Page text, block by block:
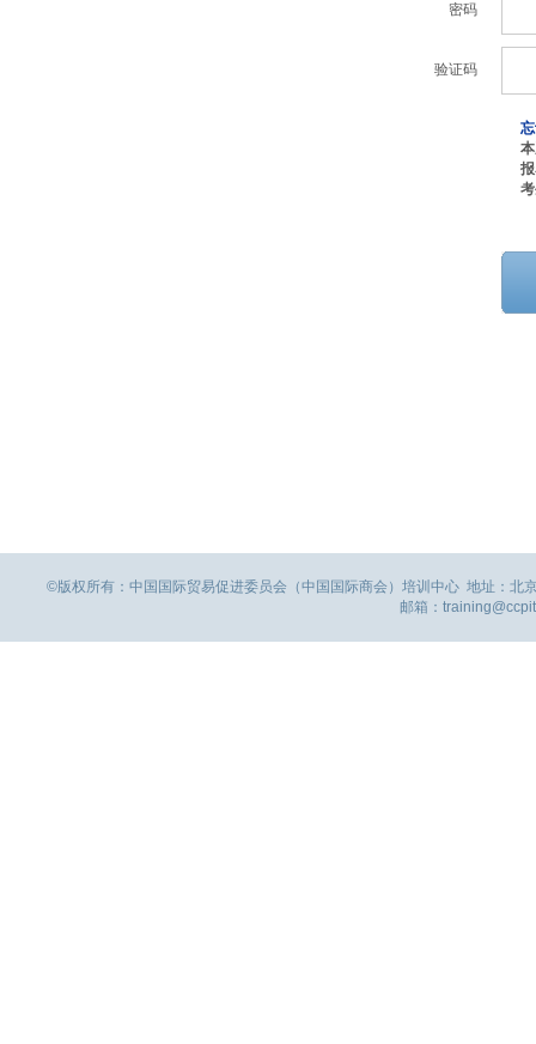
密码
验证码
©版权所有：中国国际贸易促进委员会（中国国际商会）培训中心 地址：
邮箱：